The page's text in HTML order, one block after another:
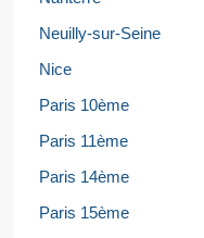
Neuilly-sur-Seine
Nice
Paris 10ème
Paris 11ème
Paris 14ème
Paris 15ème